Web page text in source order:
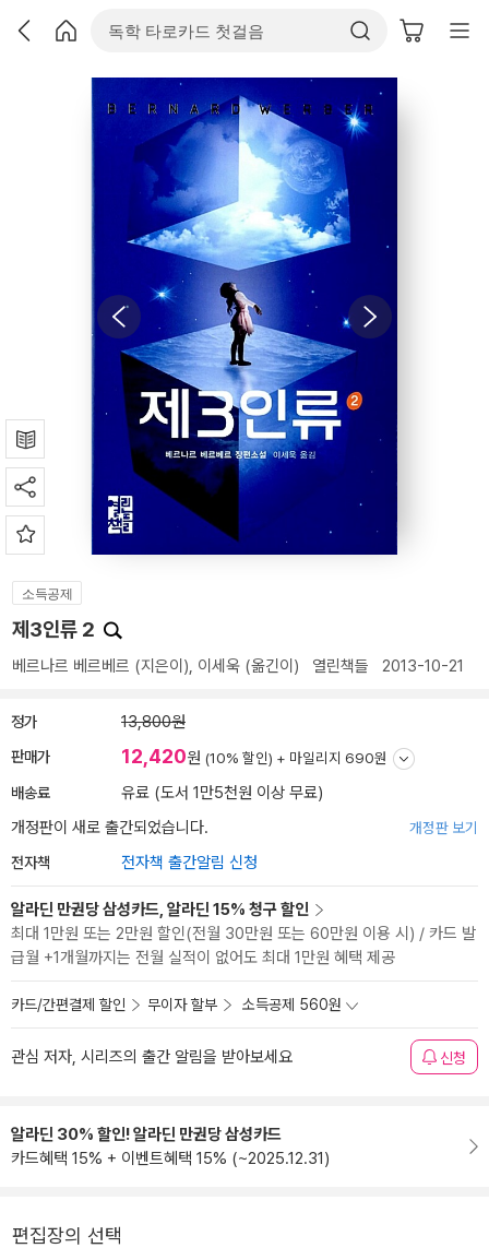
소득공제
제3인류 2
베르나르 베르베르 (지은이), 이세욱 (옮긴이) 열린책들 2013-10-21
정가 13,800원
판매가 12,420원 (10% 할인) + 마일리지 690원
배송료
유료 (도서 1만5천원 이상 무료)
개정판이 새로 출간되었습니다.
개정판 보기
전자책 전자책 출간알림 신청
알라딘 만권당 삼성카드, 알라딘 15% 청구 할인
최대 1만원 또는 2만원 할인(전월 30만원 또는 60만원 이용 시) / 카드 발
급월 +1개월까지는 전월 실적이 없어도 최대 1만원 혜택 제공
카드/간편결제 할인 무이자 할부 소득공제 560원
관심 저자, 시리즈의 출간 알림을 받아보세요 신청
알라딘 30% 할인! 알라딘 만권당 삼성카드
카드혜택 15% + 이벤트혜택 15% (~2025.12.31)
편집장의 선택